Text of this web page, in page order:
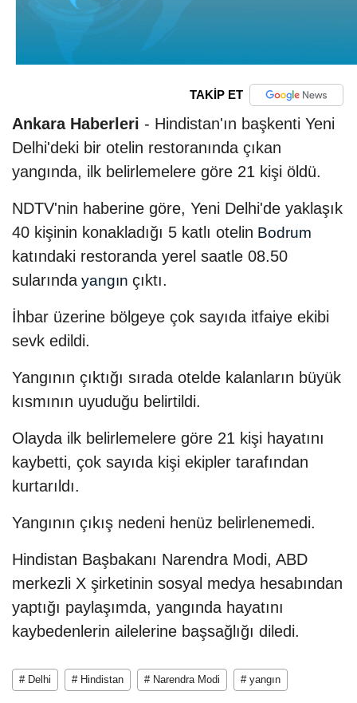
TAKİP ET
Ankara Haberleri - Hindistan'ın başkenti Yeni
Delhi'deki bir otelin restoranında çıkan
yangında, ilk belirlemelere göre 21 kişi öldü.
NDTV'nin haberine göre, Yeni Delhi'de yaklaşık
40 kişinin konakladığı 5 katlı otelin Bodrum
katındaki restoranda yerel saatle 08.50
sularında yangın çıktı.
İhbar üzerine bölgeye çok sayıda itfaiye ekibi
sevk edildi.
Yangının çıktığı sırada otelde kalanların büyük
kısmının uyuduğu belirtildi.
Olayda ilk belirlemelere göre 21 kişi hayatını
kaybetti, çok sayıda kişi ekipler tarafından
kurtarıldı.
Yangının çıkış nedeni henüz belirlenemedi.
Hindistan Başbakanı Narendra Modi, ABD
merkezli X şirketinin sosyal medya hesabından
yaptığı paylaşımda, yangında hayatını
kaybedenlerin ailelerine başsağlığı diledi.
# Delhi # Hindistan # Narendra Modi # yangın